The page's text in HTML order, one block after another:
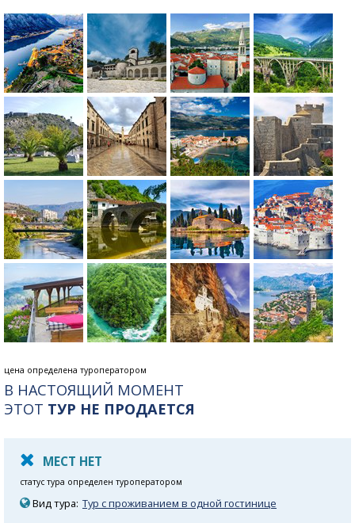
цена определена туроператором
В НАСТОЯЩИЙ МОМЕНТ
ЭТОТ ТУР НЕ ПРОДАЕТСЯ
МЕСТ НЕТ
статус тура определен туроператором
Вид тура: Тур с проживанием в одной гостинице